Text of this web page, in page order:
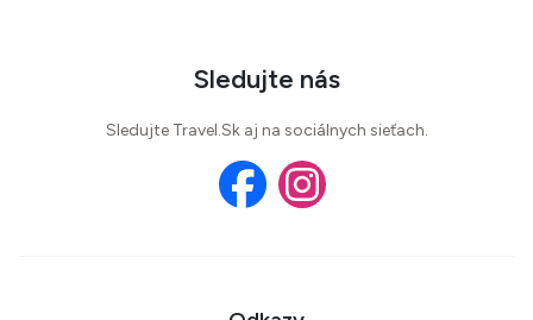
Sledujte nás
Sledujte Travel.Sk aj na sociálnych sieťach.